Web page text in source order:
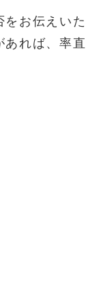
をお伝えいた
あれば、率直